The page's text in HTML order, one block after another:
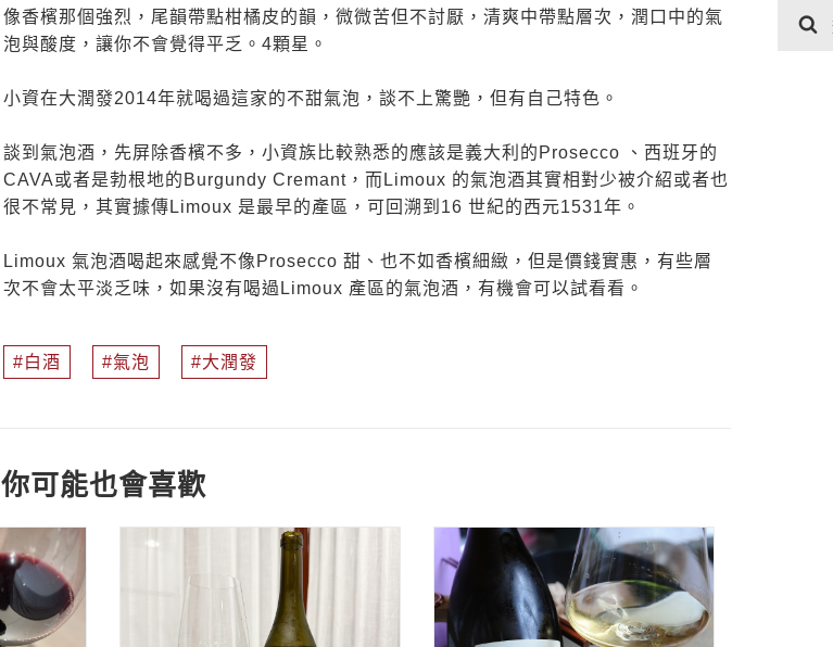
像香檳那個強烈，尾韻帶點柑橘皮的韻，微微苦但不討厭，清爽中帶點層次，潤口中的氣
泡與酸度，讓你不會覺得平乏。4顆星。
小資在大潤發2014年就喝過這家的不甜氣泡，談不上驚艷，但有自己特色。
談到氣泡酒，先屏除香檳不多，小資族比較熟悉的應該是義大利的Prosecco 、西班牙的
CAVA或者是勃根地的Burgundy Cremant，而Limoux 的氣泡酒其實相對少被介紹或者也
很不常見，其實據傳Limoux 是最早的產區，可回溯到16 世紀的西元1531年。
Limoux 氣泡酒喝起來感覺不像Prosecco 甜、也不如香檳細緻，但是價錢實惠，有些層
次不會太平淡乏味，如果沒有喝過Limoux 產區的氣泡酒，有機會可以試看看。
白酒 氣泡 大潤發
你可能也會喜歡